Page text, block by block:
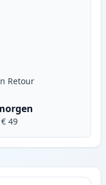
DR-243CL drum
Retour
49